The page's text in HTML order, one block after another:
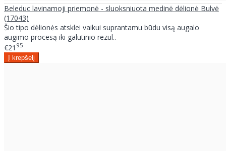
Beleduc lavinamoji priemonė - sluoksniuota medinė dėlionė Bulvė
(17043)
Šio tipo dėlionės atsklei vaikui suprantamu būdu visą augalo
augimo procesą iki galutinio rezul..
€21 95